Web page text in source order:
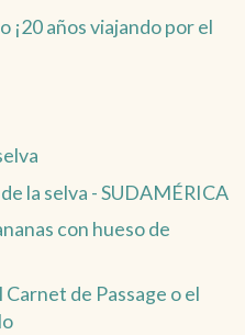
¡20 años viajando por el
la selva - SUDAMÉRICA
con hueso de
de Passage o el